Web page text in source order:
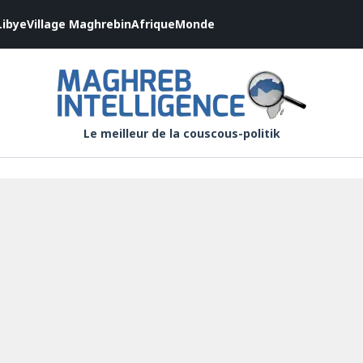
Village MaghrebinAfriqueMonde
Le meilleur de la couscous-politik